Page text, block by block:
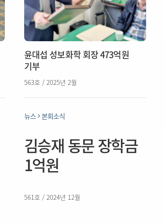
윤대섭 성보화학 회장 473억원
기부
563호 / 2025년 2월
뉴스 본회소식
김승재 동문 장학금
1억원
561호 / 2024년 12월